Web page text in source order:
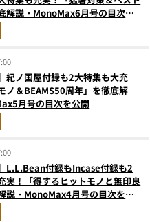
解説・MonoMax6月号の目次を
紀ノ国屋付録も2大特集も大充
ノ＆BEAMS50周年」を徹底解
月号の目次を公開
L.L.Bean付録もIncase付録も2
実！「得するヒットモノと無印良
説・MonoMax4月号の目次を公